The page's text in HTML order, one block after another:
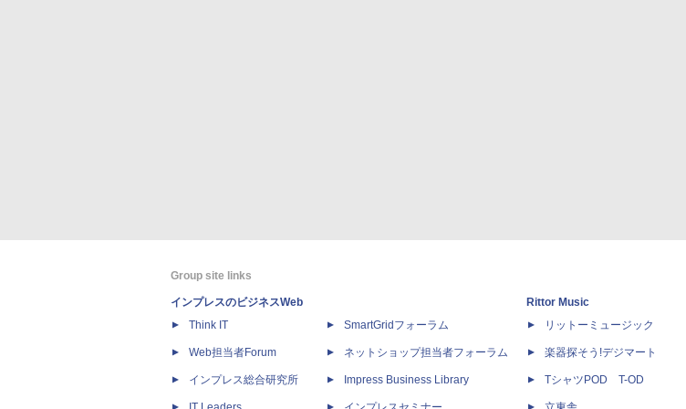
Group site links
インプレスのビジネスWeb
Think IT
Web担当者Forum
インプレス総合研究所
SmartGridフォーラム
ネットショップ担当者フォーラム
Impress Business Library
Rittor Music
リットーミュージック
楽器探そう!デジマート
TシャツPOD T-OD